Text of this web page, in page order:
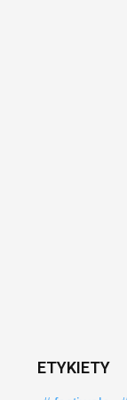
ETYKIETY